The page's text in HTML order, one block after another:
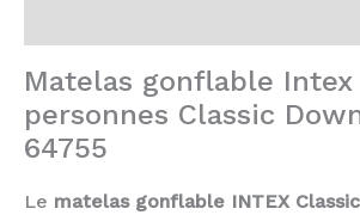
Matelas gonflable Intex
personnes Classic
64755
Le matelas gonflable INTEX